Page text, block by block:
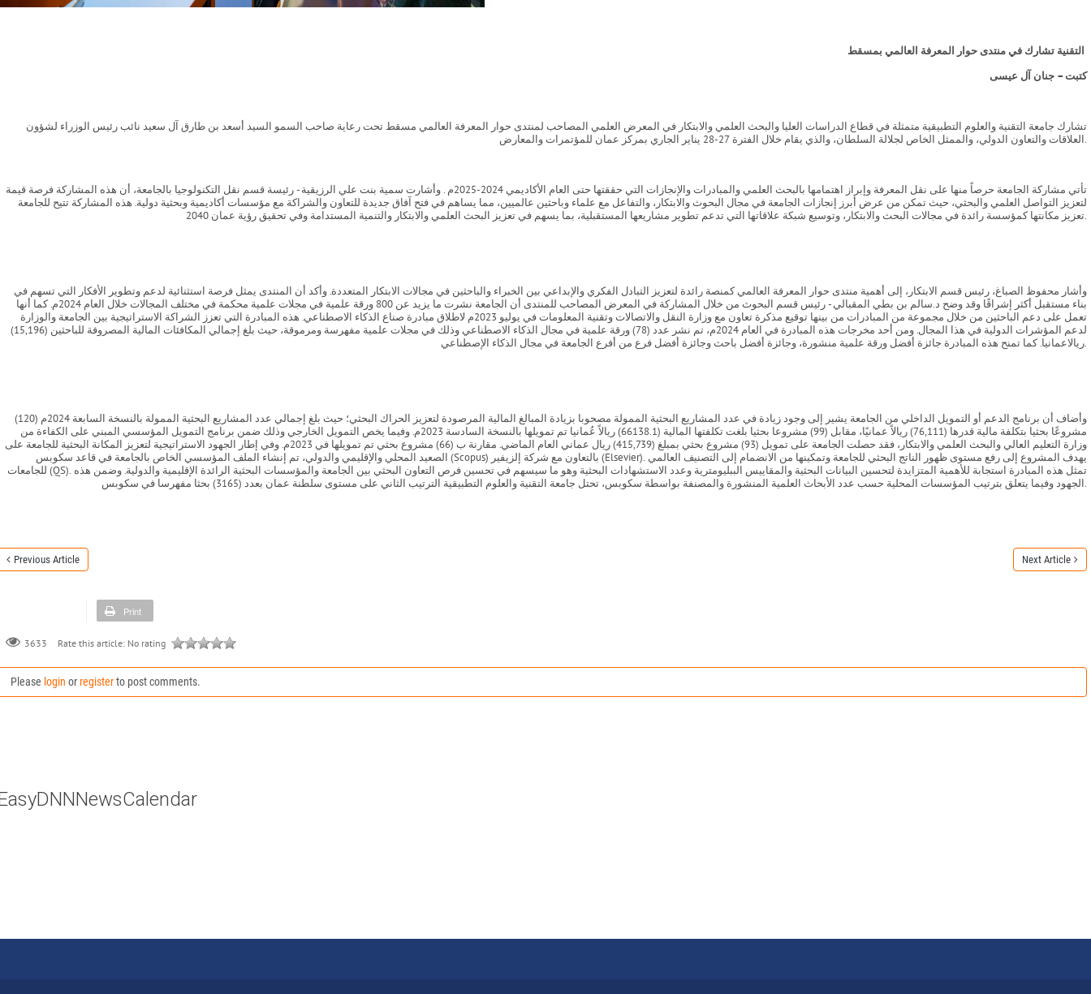
التقنية تشارك في منتدى حوار المعرفة العالمي بمسقط
كتبت – جنان آل عيسى
تشارك جامعة التقنية والعلوم التطبيقية متمثلة في قطاع الدراسات العليا والبحث العلمي والابتكار في المعرض العلمي المصاحب لمنتدى حوار المعرفة العالمي مسقط تحت رعاية صاحب السمو السيد أسعد بن طارق آل سعيد نائب رئيس الوزراء لشؤون
العلاقات والتعاون الدولي، والممثل الخاص لجلالة السلطان، والذي يقام خلال الفترة 27-28 يناير الجاري بمركز عمان للمؤتمرات والمعارض.
تأتي مشاركة الجامعة حرصاً منها على نقل المعرفة وإبراز اهتمامها بالبحث العلمي والمبادرات والإنجازات التي حققتها حتى العام الأكاديمي 2024-2025م . وأشارت سمية بنت علي الرزيقية - رئيسة قسم نقل التكنولوجيا بالجامعة، أن هذه المشاركة فرصة قيمة
لتعزيز التواصل العلمي والبحثي، حيث تمكن من عرض أبرز إنجازات الجامعة في مجال البحوث والابتكار، والتفاعل مع علماء وباحثين عالميين، مما يساهم في فتح آفاق جديدة للتعاون والشراكة مع مؤسسات أكاديمية وبحثية دولية. هذه المشاركة تتيح للجامعة
تعزيز مكانتها كمؤسسة رائدة في مجالات البحث والابتكار، وتوسيع شبكة علاقاتها التي تدعم تطوير مشاريعها المستقبلية، بما يسهم في تعزيز البحث العلمي والابتكار والتنمية المستدامة وفي تحقيق رؤية عمان 2040.
وأشار محفوظ الصباغ، رئيس قسم الابتكار، إلى أهمية منتدى حوار المعرفة العالمي كمنصة رائدة لتعزيز التبادل الفكري والإبداعي بين الخبراء والباحثين في مجالات الابتكار المتعددة. وأكد أن المنتدى يمثل فرصة استثنائية لدعم وتطوير الأفكار التي تسهم في
بناء مستقبل أكثر إشراقًا وقد وضح د.سالم بن بطي المقبالي - رئيس قسم البحوث من خلال المشاركة في المعرض المصاحب للمنتدى أن الجامعة نشرت ما يزيد عن 800 ورقة علمية في مجلات علمية محكمة في مختلف المجالات خلال العام 2024م. كما أنها
تعمل على دعم الباحثين من خلال مجموعة من المبادرات من بينها توقيع مذكرة تعاون مع وزارة النقل والاتصالات وتقنية المعلومات في يوليو 2023م لاطلاق مبادرة صناع الذكاء الاصطناعي. هذه المبادرة التي تعزز الشراكة الاستراتيجية بين الجامعة والوزارة
لدعم المؤشرات الدولية في هذا المجال. ومن أحد مخرجات هذه المبادرة في العام 2024م، تم نشر عدد (78) ورقة علمية في مجال الذكاء الاصطناعي وذلك في مجلات علمية مفهرسة ومرموقة، حيث بلغ إجمالي المكافئات المالية المصروفة للباحثين (15,196)
ريالاعمانيا. كما تمنح هذه المبادرة جائزة أفضل ورقة علمية منشورة، وجائزة أفضل باحث وجائزة أفضل فرع من أفرع الجامعة في مجال الذكاء الإصطناعي.
وأضاف أن برنامج الدعم أو التمويل الداخلي من الجامعة يشير إلى وجود زيادة في عدد المشاريع البحثية الممولة مصحوبا بزيادة المبالغ المالية المرصودة لتعزيز الحراك البحثي؛ حيث بلغ إجمالي عدد المشاريع البحثية الممولة بالنسخة السابعة 2024م (120)
مشروعًا بحثيا بتكلفة مالية قدرها (76,111) ريالاً عمانيًا، مقابل (99) مشروعا بحثيا بلغت تكلفتها المالية (66138.1) ريالاً عُمانيا تم تمويلها بالنسخة السادسة 2023م. وفيما يخص التمويل الخارجي وذلك ضمن برنامج التمويل المؤسسي المبني على الكفاءة من
وزارة التعليم العالي والبحث العلمي والابتكار، فقد حصلت الجامعة على تمويل (93) مشروع بحثي بمبلغ (415,739) ريال عماني العام الماضي. مقارنة ب (66) مشروع بحثي تم تمويلها في 2023م. وفي إطار الجهود الاستراتيجية لتعزيز المكانة البحثية للجامعة على
الصعيد المحلي والإقليمي والدولي، تم إنشاء الملف المؤسسي الخاص بالجامعة في قاعد سكوبس (Scopus) بالتعاون مع شركة إلزيفير (Elsevier). يهدف المشروع إلى رفع مستوى ظهور الناتج البحثي للجامعة وتمكينها من الانضمام إلى التصنيف العالمي
للجامعات (QS). تمثل هذه المبادرة استجابة للأهمية المتزايدة لتحسين البيانات البحثية والمقاييس الببليومترية وعدد الاستشهادات البحثية وهو ما سيسهم في تحسين فرص التعاون البحثي بين الجامعة والمؤسسات البحثية الرائدة الإقليمية والدولية. وضمن هذه
الجهود وفيما يتعلق بترتيب المؤسسات المحلية حسب عدد الأبحاث العلمية المنشورة والمصنفة بواسطة سكوبس، تحتل جامعة التقنية والعلوم التطبيقية الترتيب الثاني على مستوى سلطنة عمان بعدد (3165) بحثا مفهرسا في سكوبس.
Previous Article Next Article
Print
3633 Rate this article: No rating
Please login orregisterto post comments.